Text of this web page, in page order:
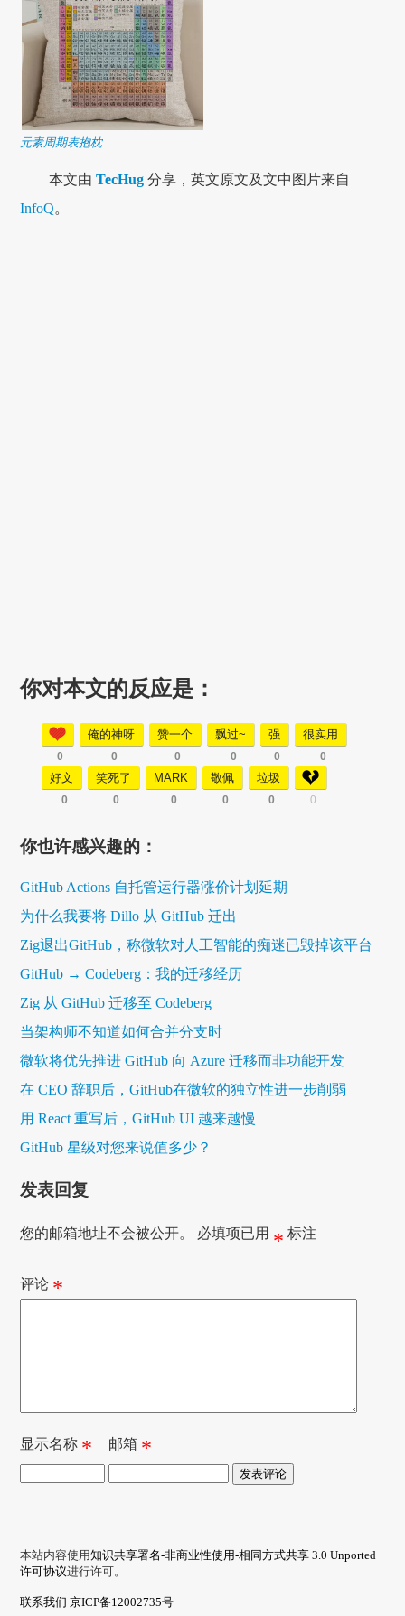
元素周期表抱枕
本文由TecHug 分享，英文原文及文中图片来自
InfoQ。
你对本文的反应是：
0
俺的神呀
0
赞一个
0
飘过~
0
强
0
很实用
0
好文
0
笑死了
0
MARK
0
敬佩
0
垃圾
0 0
你也许感兴趣的：
GitHub Actions 自托管运行器涨价计划延期
为什么我要将 Dillo 从 GitHub 迁出
Zig退出GitHub，称微软对人工智能的痴迷已毁掉该平台
GitHub → Codeberg：我的迁移经历
Zig 从 GitHub 迁移至 Codeberg
当架构师不知道如何合并分支时
微软将优先推进 GitHub 向 Azure 迁移而非功能开发
在 CEO 辞职后，GitHub在微软的独立性进一步削弱
用 React 重写后，GitHub UI 越来越慢
GitHub 星级对您来说值多少？
发表回复
您的邮箱地址不会被公开。 必填项已用 * 标注
评论 *
显示名称 * 邮箱 *
本站内容使用知识共享署名-非商业性使用-相同方式共享 3.0 Unported
许可协议进行许可。
联系我们 京ICP备12002735号